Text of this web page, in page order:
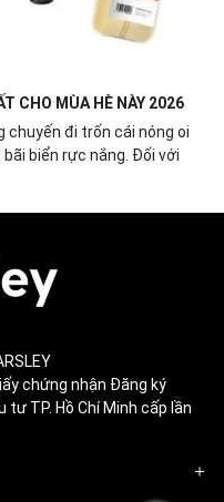
CHO MÙA HÈ NÀY 2026
chuyến đi trốn cái nóng oi
biển rực nắng. Đối với
chứng nhận Đăng ký
tư TP. Hồ Chí Minh cấp lần